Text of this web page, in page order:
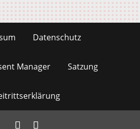
Datenschutz
Manager Satzung